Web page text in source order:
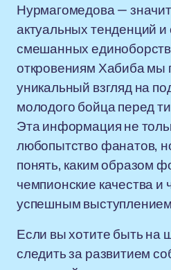
Нурмагомедова —
актуальных тенденций
смешанных
откровениям Хабиба мы
уникальный взгляд на
молодого бойца перед
Эта информация не
любопытство фанатов,
понять, каким образом
чемпионские качества и
успешным
Если вы хотите быть на
следить за развитием